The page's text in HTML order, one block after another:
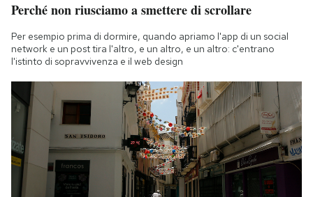
Esci
Perché non riusciamo a smettere di scrollare
Per esempio prima di dormire, quando apriamo l'app di un social
network e un post tira l'altro, e un altro, e un altro: c'entrano
l'istinto di sopravvivenza e il web design